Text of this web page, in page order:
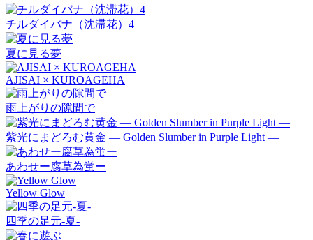
チルダイバナ（沈滞花）4
夏に見る夢
AJISAI × KUROAGEHA
雨上がりの隙間で
紫光にまどろむ黄金 ― Golden Slumber in Purple Light ―
あわせー腐草為蛍ー
Yellow Glow
四季の足元-夏-